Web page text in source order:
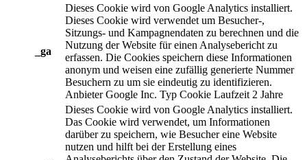
_ga
Dieses Cookie wird von Google Analytics installiert.
Dieses Cookie wird verwendet um Besucher-,
Sitzungs- und Kampagnendaten zu berechnen und die
Nutzung der Website für einen Analysebericht zu
erfassen. Die Cookies speichern diese Informationen
anonym und weisen eine zufällig generierte Nummer
Besuchern zu um sie eindeutig zu identifizieren.
Anbieter Google Inc. Typ Cookie Laufzeit 2 Jahre
Dieses Cookie wird von Google Analytics installiert.
Das Cookie wird verwendet, um Informationen
darüber zu speichern, wie Besucher eine Website
nutzen und hilft bei der Erstellung eines